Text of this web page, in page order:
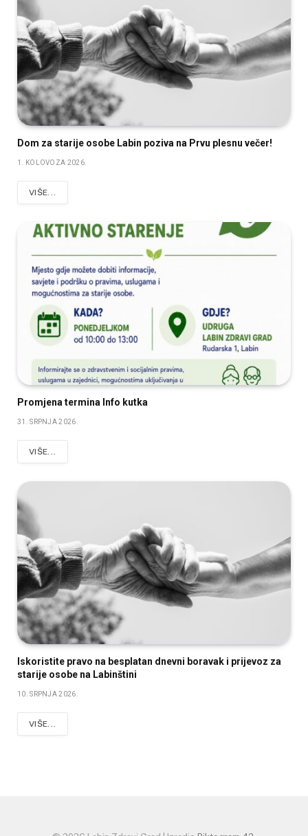
Dom za starije osobe Labin poziva na Prvu plesnu večer!
1. KOLOVOZA 2026.
VIŠE...
Promjena termina Info kutka
31. SRPNJA 2026.
VIŠE...
Iskoristite pravo na besplatan dnevni boravak i prijevoz za
starije osobe na Labinštini
10. SRPNJA 2026.
VIŠE...